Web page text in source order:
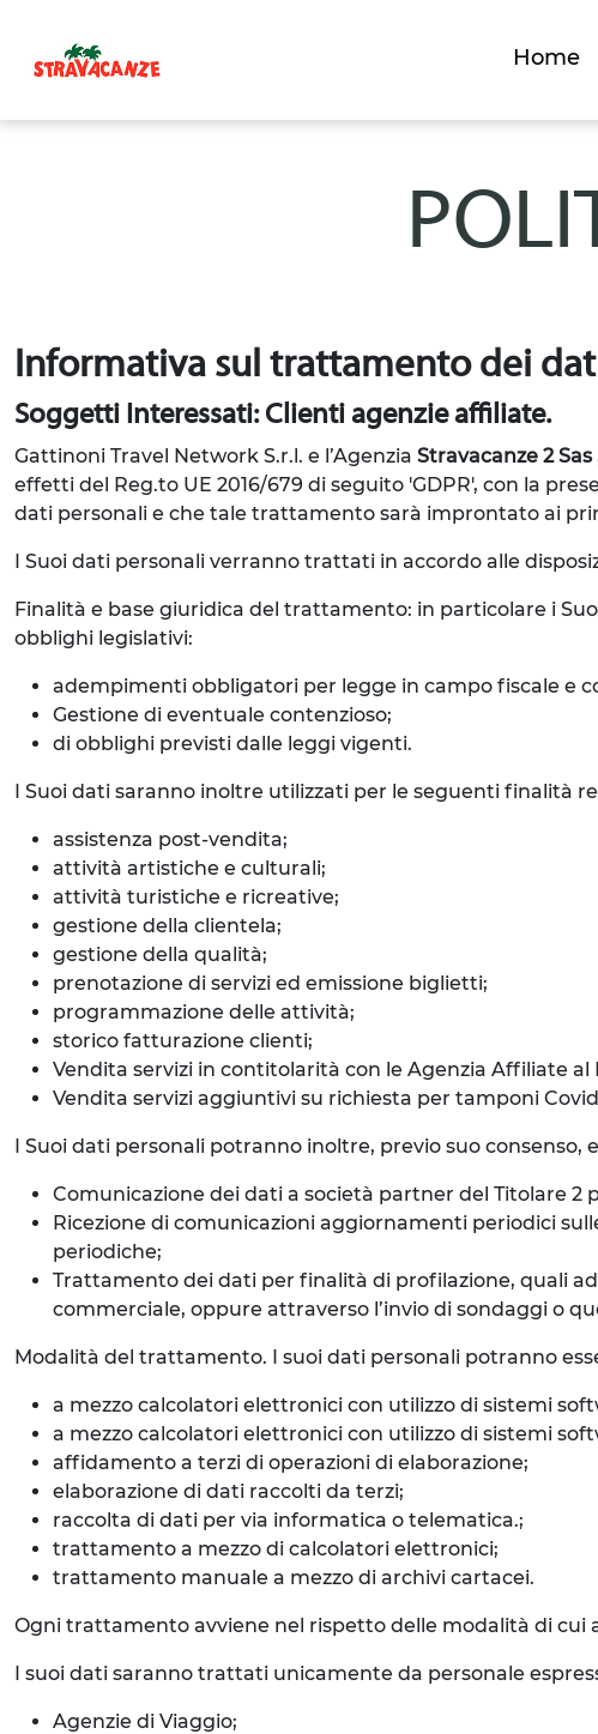
Home
Informativa sul trattamento dei
Soggetti Interessati: Clienti agenzie affiliate.
Gattinoni Travel Network S.r.l. e l’Agenzia Stravacanze 2 Sas
effetti del Reg.to UE 2016/679 di seguito 'GDPR', con la
dati personali e che tale trattamento sarà improntato ai
I Suoi dati personali verranno trattati in accordo alle
Finalità e base giuridica del trattamento: in particolare i
obblighi legislativi:
adempimenti obbligatori per legge in campo fiscale e
Gestione di eventuale contenzioso;
di obblighi previsti dalle leggi vigenti.
I Suoi dati saranno inoltre utilizzati per le seguenti finalità
assistenza post-vendita;
attività artistiche e culturali;
attività turistiche e ricreative;
gestione della clientela;
gestione della qualità;
prenotazione di servizi ed emissione biglietti;
programmazione delle attività;
storico fatturazione clienti;
Vendita servizi in contitolarità con le Agenzia Affiliate
Vendita servizi aggiuntivi su richiesta per tamponi
I Suoi dati personali potranno inoltre, previo suo consenso,
Comunicazione dei dati a società partner del Titolare
Ricezione di comunicazioni aggiornamenti periodici
periodiche;
Trattamento dei dati per finalità di profilazione, quali
commerciale, oppure attraverso l’invio di sondaggi o
Modalità del trattamento. I suoi dati personali potranno
a mezzo calcolatori elettronici con utilizzo di sistemi
a mezzo calcolatori elettronici con utilizzo di sistemi
affidamento a terzi di operazioni di elaborazione;
elaborazione di dati raccolti da terzi;
raccolta di dati per via informatica o telematica.;
trattamento a mezzo di calcolatori elettronici;
trattamento manuale a mezzo di archivi cartacei.
Ogni trattamento avviene nel rispetto delle modalità di cui
I suoi dati saranno trattati unicamente da personale
Agenzie di Viaggio;